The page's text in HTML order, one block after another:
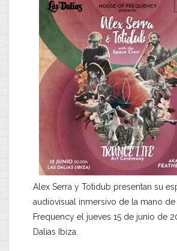
Alex Serra y Totidub presentan su
audiovisual inmersivo de la mano
Frequency el jueves 15 de junio de
Dalias Ibiza.